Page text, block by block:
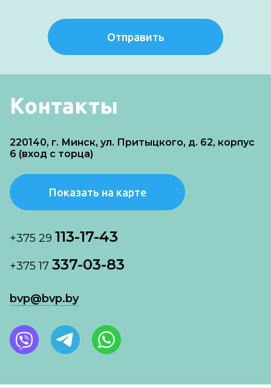
Отправить
Контакты
220140, г. Минск, ул. Притыцкого, д. 62, корпус
6 (вход с торца)
Показать на карте
+375 29 113-17-43
+375 17 337-03-83
bvp@bvp.by